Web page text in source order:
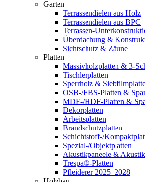
Garten
Terrassendielen aus Holz
Terrassendielen aus BPC
Terrassen-
Überdachung &
Sichtschutz & Zäune
Platten
Massivholzplatten & 3-
Tischlerplatten
Sperrholz &
OSB-/EBS-Platten &
MDF-/HDF-Platten &
Dekorplatten
Arbeitsplatten
Brandschutzplatten
Schichtstoff-/
Spezial-/Objektplatten
Akustikpaneele &
Trespa®-Platten
Pfleiderer 2025–2028